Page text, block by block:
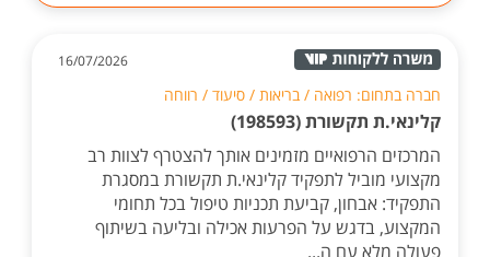
16/07/2026
חברה בתחום: רפואה / בריאות / סיעוד / רווחה
קלינאי.ת תקשורת (198593)
המרכזים הרפואיים מזמינים אותך להצטרף לצוות רב
מקצועי מוביל לתפקיד קלינאי.ת תקשורת במסגרת
התפקיד: אבחון, קביעת תכניות טיפול בכל תחומי
המקצוע, בדגש על הפרעות אכילה ובליעה בשיתוף
פעולה מלא עם ה...